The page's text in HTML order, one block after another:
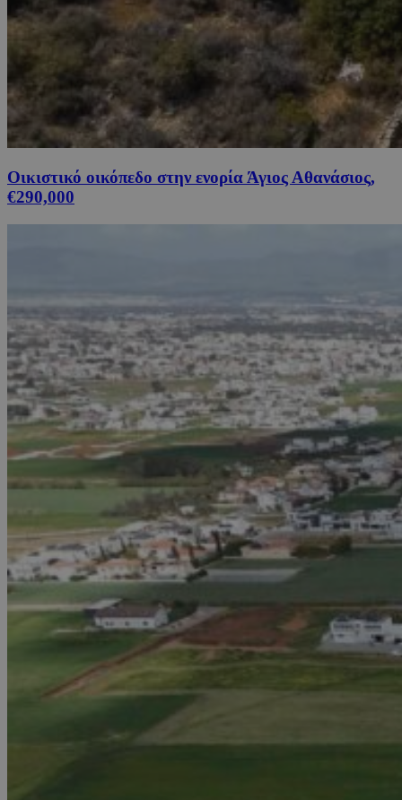
Οικιστικό οικόπεδο στην ενορία Άγιος Αθανάσιος,
€290,000